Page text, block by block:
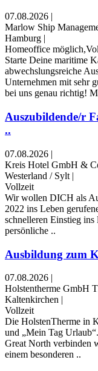
07.08.2026 |
Marlow Ship
Hamburg |
Homeoffice
Starte Deine maritime
abwechslungsreiche
Unternehmen mit sehr
bei uns genau richtig!
Auszubildende/r
..
07.08.2026 |
Kreis Hotel GmbH &
Westerland / Sylt |
Vollzeit
Wir wollen DICH als
2022 ins Leben
schnelleren Einstieg
persönliche ..
Ausbildung zum
07.08.2026 |
Holstentherme GmbH
Kaltenkirchen |
Vollzeit
Die HolstenTherme in
und „Mein Tag
Great North verbinden
einem besonderen ..